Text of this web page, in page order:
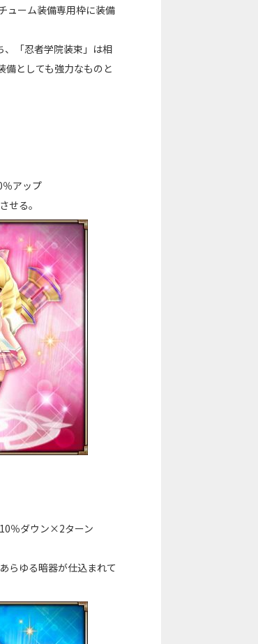
ューム装備専用枠に装備
、「忍者学院装束」は相
備としても強力なものと
アップ
せる。
10％ダウン×2ターン
らゆる暗器が仕込まれて